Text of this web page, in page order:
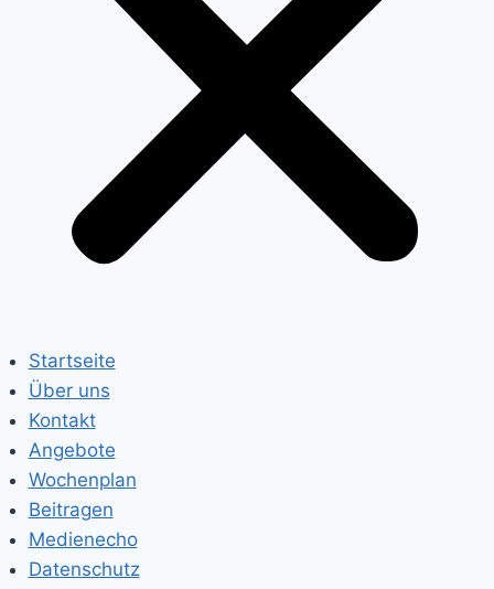
Startseite
Über uns
Kontakt
Angebote
Wochenplan
Beitragen
Medienecho
Datenschutz